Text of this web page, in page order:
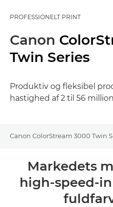
PROFESSIONELT PRINT
Canon
Twin Series
Produktiv og fleksibel
hastighed af 2 til 56
Canon ColorStream 3000 Twin
Oversigt
Specifikationer
Markedets
high-speed-